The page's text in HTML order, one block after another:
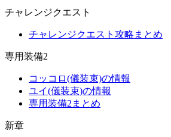
チャレンジクエスト
チャレンジクエスト攻略まとめ
専用装備2
コッコロ(儀装束)の情報
ユイ(儀装束)の情報
専用装備2まとめ
新章